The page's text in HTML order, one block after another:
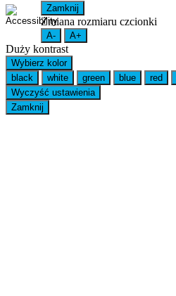
Zamknij
Zmiana rozmiaru czcionki
A- A+
Duży kontrast
Wybierz kolor
black
white green blue red
Wyczyść ustawienia
Zamknij